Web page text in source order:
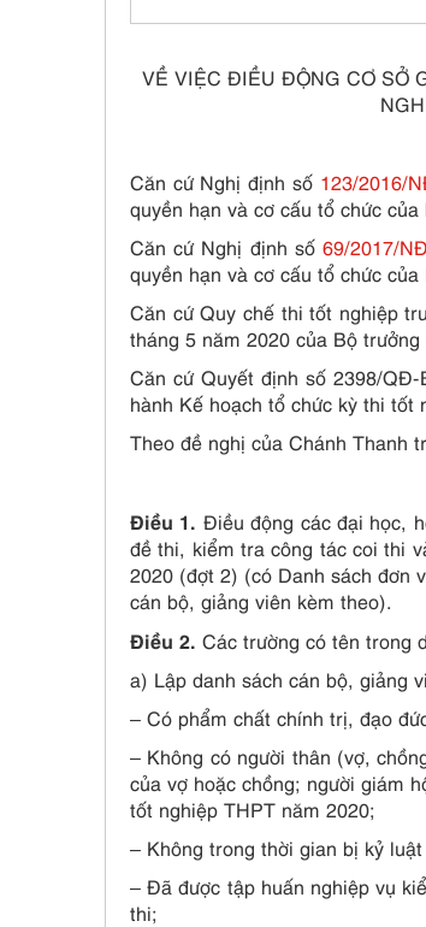
VỀ VIỆC ĐIỀU ĐỘNG CƠ SỞ
Căn cứ Nghị định số 123/2016/
quyền hạn và cơ cấu tổ chức
Căn cứ Nghị định số 69/2017/
quyền hạn và cơ cấu tổ chức
Căn cứ Quy chế thi tốt nghiệp
tháng 5 năm 2020 của Bộ
Căn cứ Quyết định số 2398/
hành Kế hoạch tổ chức kỳ thi tốt
Theo đề nghị của Chánh Thanh
Điều 1. Điều động các đại học,
đề thi, kiểm tra công tác coi thi
2020 (đợt 2) (có Danh sách đơn
cán bộ, giảng viên kèm theo).
Điều 2. Các trường có tên trong
a) Lập danh sách cán bộ, giảng
– Có phẩm chất chính trị, đạo
– Không có người thân (vợ,
của vợ hoặc chồng; người giám
tốt nghiệp THPT năm 2020;
– Không trong thời gian bị kỷ
– Đã được tập huấn nghiệp vụ
thi;